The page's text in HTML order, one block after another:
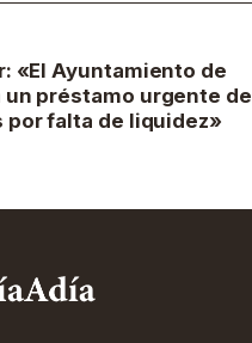
«El Ayuntamiento de
préstamo urgente de
falta de liquidez»